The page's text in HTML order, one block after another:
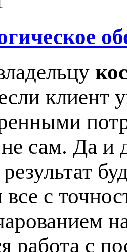
клиент
сам. Да и
с
работа с